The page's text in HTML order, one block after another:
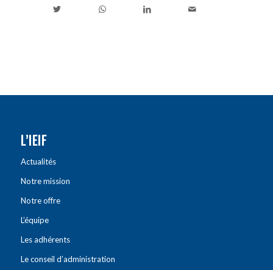
L’IEIF
Actualités
Notre mission
Notre offre
L’équipe
Les adhérents
Le conseil d’administration